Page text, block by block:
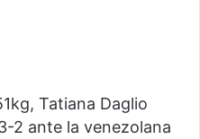
Tatiana Daglio
2 ante la venezolana